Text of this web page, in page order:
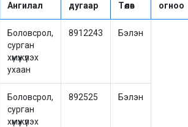
Ангилал
дугаар
Төлөв
огноо
Боловсрол,
сурган
хүмүүжүүлэх
ухаан
8912243 Бэлэн
Боловсрол,
сурган
хүмүүжүүлэх
892525 Бэлэн